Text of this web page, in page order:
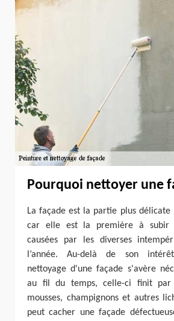
Pourquoi nettoyer une
La façade est la partie plus délicate
car elle est la première à subir
causées par les diverses
l’année. Au-delà de son
nettoyage d'une façade s'avère
au fil du temps, celle-ci finit par
mousses, champignons et autres
peut cacher une façade